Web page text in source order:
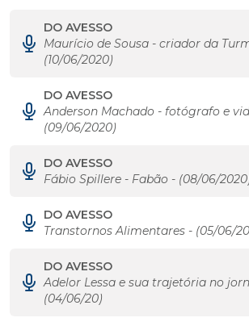
DO AVESSO
Maurício de Sousa - criador da
(10/06/2020)
DO AVESSO
Anderson Machado - fotógrafo e
(09/06/2020)
DO AVESSO
Fábio Spillere - Fabão - (08/06/
DO AVESSO
Transtornos Alimentares - (05/06/
DO AVESSO
Adelor Lessa e sua trajetória no
(04/06/20)